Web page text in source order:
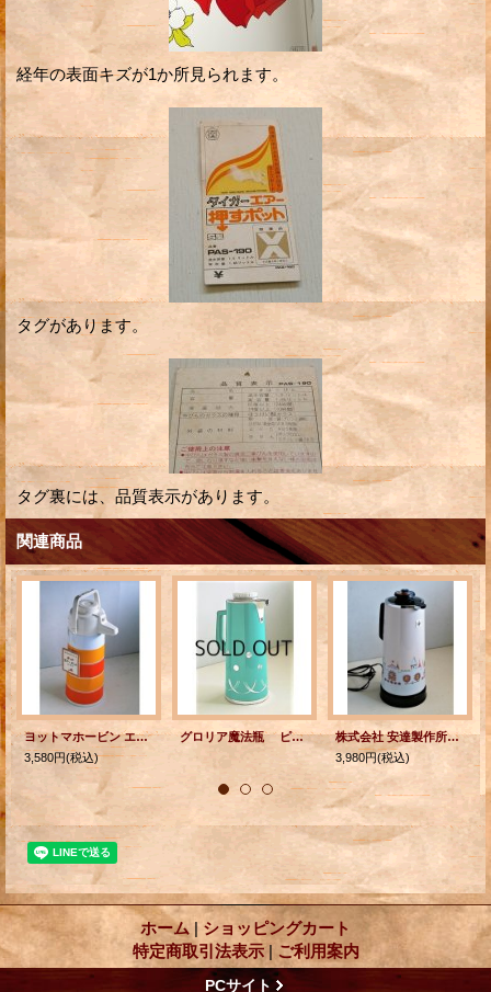
経年の表面キズが1か所見られます。
タグがあります。
タグ裏には、品質表示があります。
関連商品
ヨットマホービン エアーポット 回転式 1.9 L
3,580円(税込)
グロリア魔法瓶 ピーコックグリーン 2.2L size: topΦ12×H36× bottomΦ14.8(cm)
株式会社 安達製作所 電子ポット アチックスエース キャッスル＆フラワー パステレカラー 容量： 1.8 リットル
3,980円(税込)
ホーム | ショッピングカート
特定商取引法表示 | ご利用案内
PCサイト